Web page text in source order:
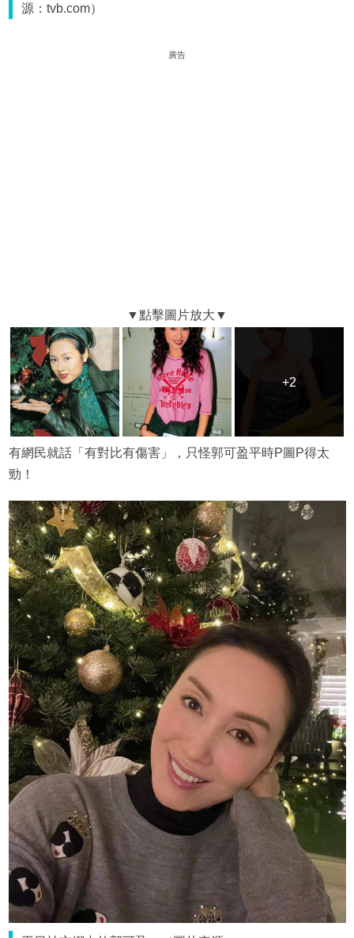
源：tvb.com）
廣告
+2
+2
有網民就話「有對比有傷害」，只怪郭可盈平時P圖P得太
勁！